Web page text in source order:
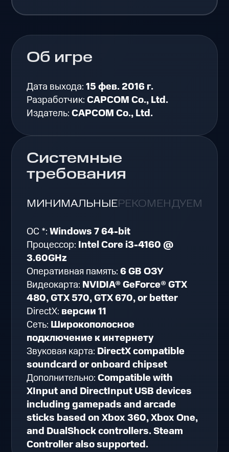
Об игре
Дата выхода:15 фев. 2016 г.
Разработчик:CAPCOM Co., Ltd.
Издатель:CAPCOM Co., Ltd.
Системные
требования
МИНИМАЛЬНЫЕРЕКОМЕНДУЕМЫЕ
ОС *:Windows 7 64-bit
Процессор: Intel Core i3-4160 @
3.60GHz
Оперативная память:6 GB ОЗУ
Видеокарта: NVIDIA® GeForce® GTX
480, GTX 570, GTX 670, or better
DirectX: версии 11
Сеть: Широкополосное
подключение к интернету
Звуковая карта: DirectX compatible
soundcard or onboard chipset
Дополнительно:Compatible with
XInput and DirectInput USB devices
including gamepads and arcade
sticks based on Xbox 360, Xbox One,
and DualShock controllers. Steam
Controller also supported.